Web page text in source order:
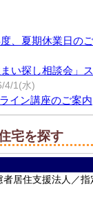
、夏期休業日の
い探し相談会」
4/1(水)
イン講座のご案内
ルアップ講習会
ービスがスタート
の「家財整理サ
宅を探す
居住支援法人／指